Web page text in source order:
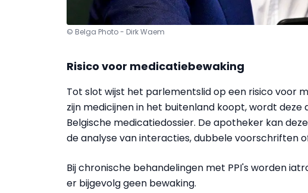
© Belga Photo - Dirk Waem
Risico voor medicatiebewaking
Tot slot wijst het parlementslid op een risico voor
zijn medicijnen in het buitenland koopt, wordt
Belgische medicatiedossier. De apotheker kan
de analyse van interacties, dubbele voorschriften
Bij chronische behandelingen met PPI's worden
er bijgevolg geen bewaking.